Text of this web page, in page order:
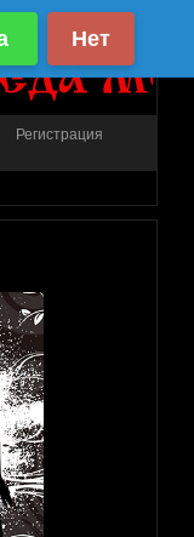
Регистрация